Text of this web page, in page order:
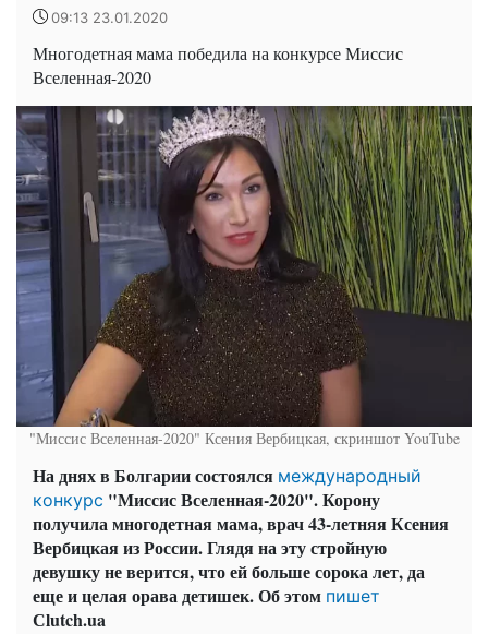
09:13 23.01.2020
Многодетная мама победила на конкурсе Миссис
Вселенная-2020
"Миссис Вселенная-2020" Ксения Вербицкая, скриншот YouTube
На днях в Болгарии состоялся международный
конкурс "Миссис Вселенная-2020". Корону
получила многодетная мама, врач 43-летняя Ксения
Вербицкая из России. Глядя на эту стройную
девушку не верится, что ей больше сорока лет, да
еще и целая орава детишек. Об этом пишет
Сlutch.ua